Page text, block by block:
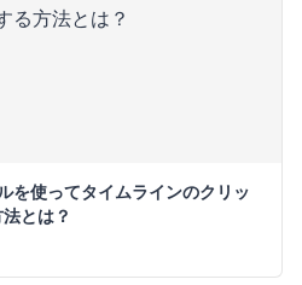
使ってタイムラインのクリッ
とは？